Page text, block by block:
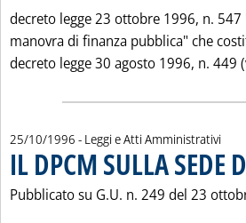
decreto legge 23 ottobre 1996, n.
manovra di finanza pubblica" che
decreto legge 30 agosto 1996, n. 449
25/10/1996 - Leggi e Atti Amministrativi
IL DPCM SULLA SEDE
Pubblicato su G.U. n. 249 del 23